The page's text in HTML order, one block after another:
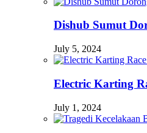
Dishub Sumut
July 5, 2024
Electric Karting
July 1, 2024